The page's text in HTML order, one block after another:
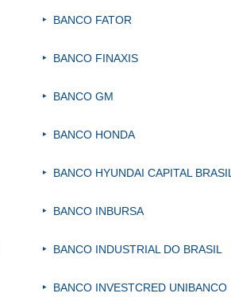
BANCO FATOR
BANCO FINAXIS
BANCO GM
BANCO HONDA
BANCO HYUNDAI CAPITAL BRASIL
BANCO INBURSA
BANCO INDUSTRIAL DO BRASIL
BANCO INVESTCRED UNIBANCO